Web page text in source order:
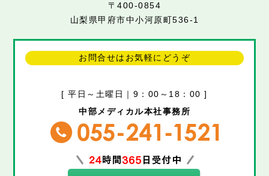
〒400-0854
山梨県甲府市中小河原町536-1
お問合せはお気軽にどうぞ
[ 平日～土曜日｜9：00～18：00 ]
中部メディカル本社事務所